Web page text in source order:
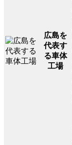
広島を
代表す
る車体
工場